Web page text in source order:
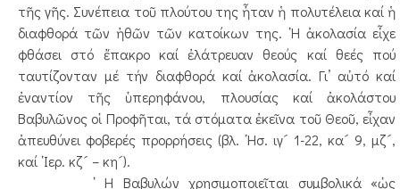
τῆς γῆς. Συνέπεια τοῦ πλούτου της ἦταν ἡ πολυτέλεια καί ἡ
διαφθορά τῶν ἠθῶν τῶν κατοίκων της. ῾Η ἀκολασία εἶχε
φθάσει στό ἔπακρο καί ἐλάτρευαν θεούς καί θεές πού
ταυτίζονταν μέ τήν διαφθορά καί ἀκολασία. Γι’ αὐτό καί
ἐναντίον τῆς ὑπερηφάνου, πλουσίας καί ἀκολάστου
Βαβυλῶνος οἱ Προφῆται, τά στόματα ἐκεῖνα τοῦ Θεοῦ, εἶχαν
ἀπευθύνει φοβερές προρρήσεις (βλ. ῾Ησ. ιγ´ 1-22, κα´ 9, μζ´,
καί ῾Ιερ. κζ´ – κη´).
῾ Η Βαβυλών χρησιμοποιεῖται συμβολικά «ὡς